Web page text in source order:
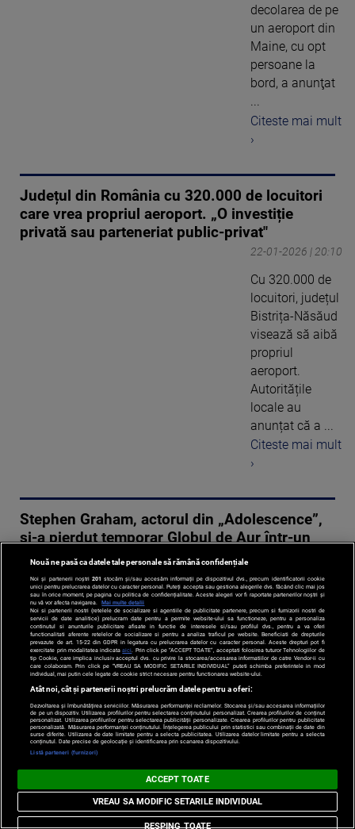
decolarea de pe
un aeroport din
Maine, cu opt
persoane la
bord, a anunţat
...
Citeste mai mult
›
Județul din România cu 320.000 de locuitori
care vrea propriul aeroport. „O investiție
privată sau parteneriat public-privat"
22-01-2026 | 20:10
Cu 320.000 de
locuitori, județul
Bistrița-Năsăud
visează să aibă
propriul
aeroport.
Autoritățile
locale au
anunțat că a ...
Citeste mai mult
›
Stephen Graham, actorul din „Adolescence”,
și-a pierdut temporar Globul de Aur într-un
aeroport
22-01-2026 | 07:34
Graham a
dezvăluit că a
uitat accidental,
pe aeroportul
din Atlanta,
Globul de Aur
câștigat pentru
Citeste mai mult
›
Nouă ne pasă ca datele tale personale să rămână confidențiale
Noi și partenerii noștri 201 stocăm și/sau accesăm informații pe dispozitivul dvs., precum identificatorii cookie
unici pentru prelucrarea datelor cu caracter personal. Puteți accepta sau gestiona alegerile dvs. făcând clic mai jos
sau în orice moment, pe pagina cu politica de confidențialitate. Aceste alegeri vor fi raportate partenerilor noștri și
nu vă vor afecta navigarea.
Mai multe detalii
Noi si partenerii nostri (retelele de socializare si agentiile de publicitate partenere, precum si furnizorii nostri de
servicii de date analitice) prelucram date pentru a permite website-ului sa functioneze, pentru a personaliza
continutul si anunturile publicitare afisate in functie de interesele si/sau profilul dvs., pentru a va oferi
functionalitati aferente retelelor de socializare si pentru a analiza traficul pe website. Beneficiati de drepturile
prevazute de art. 15-22 din GDPR in legatura cu prelucrarea datelor cu caracter personal. Aceste drepturi pot fi
exercitate prin modalitatea indicataaici . Prin click pe “ACCEPT TOATE”, acceptati folosirea tuturor Tehnologiilor de
tip Cookie, care implica inclusiv acceptul dvs. cu privire la stocarea/accesarea informatiilor de catre Vendor-ii cu
care colaboram. Prin click pe “VREAU SA MODIFIC SETARILE INDIVIDUAL” puteti schimba preferintele in mod
individual, mai putin cele legate de cookie strict necesare pentru functionarea website-ului.
Atât noi, cât și partenerii noștri prelucrăm datele pentru a oferi:
Dezvoltarea și îmbunătățirea serviciilor. Măsurarea performanței reclamelor. Stocarea și/sau accesarea informațiilor
de pe un dispozitiv. Utilizarea profilurilor pentru selectarea conținutului personalizat. Crearea profilurilor de conținut
personalizat. Utilizarea profilurilor pentru selectarea publicității personalizate. Crearea profilurilor pentru publicitate
personalizată. Măsurarea performanței conținutului. Înțelegerea publicului prin statistici sau combinații de date din
surse diferite. Utilizarea de date limitate pentru a selecta publicitatea. Utilizarea datelor limitate pentru a selecta
conținutul. Date precise de geolocație și identificarea prin scanarea dispozitivului.
Listă parteneri (furnizori)
ACCEPT TOATE
RESPING TOATE
VREAU SA MODIFIC SETARILE INDIVIDUAL